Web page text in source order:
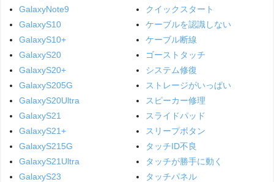
GalaxyNote9
GalaxyS10
GalaxyS10+
GalaxyS20
GalaxyS20+
GalaxyS205G
GalaxyS20Ultra
GalaxyS21
GalaxyS21+
GalaxyS215G
GalaxyS21Ultra
GalaxyS23
クイックスタート
ケーブルを認識しない
ケーブル断線
ゴーストタッチ
システム修復
ストレージがいっぱい
スピーカー修理
スライドパッド
スリープボタン
タッチID不良
タッチが勝手に動く
タッチパネル